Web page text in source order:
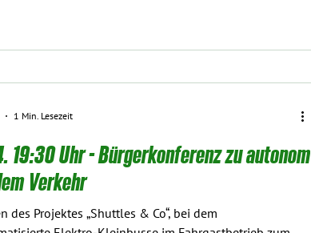
19:30 Uhr - Bürgerkonferenz zu autonom
Verkehr
des Projektes „Shuttles & Co“, bei dem
1 Min. Lesezeit